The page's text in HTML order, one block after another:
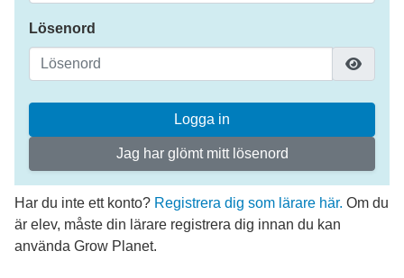
Lösenord
Logga in
Jag har glömt mitt lösenord
Har du inte ett konto? Registrera dig som lärare här. Om du
är elev, måste din lärare registrera dig innan du kan
använda Grow Planet.